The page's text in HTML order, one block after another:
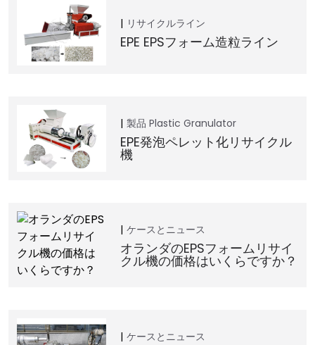
リサイクルライン
EPE EPSフォーム造粒ライン
製品 Plastic Granulator
EPE発泡ペレット化リサイクル
機
ケースとニュース
オランダのEPSフォームリサイ
クル機の価格はいくらですか？
ケースとニュース